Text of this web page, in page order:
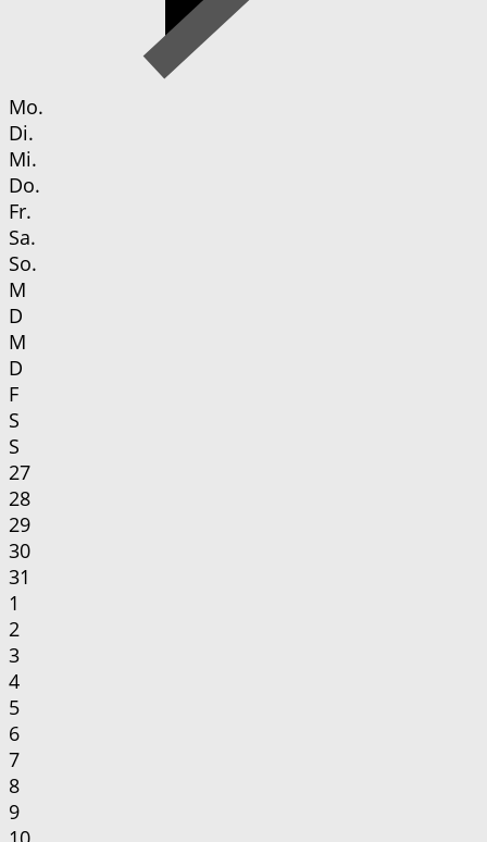
Mo.
Di.
Mi.
Do.
Fr.
Sa.
So.
M
D
M
D
F
S
S
27
28
29
30
31
1
2
3
4
5
6
7
8
9